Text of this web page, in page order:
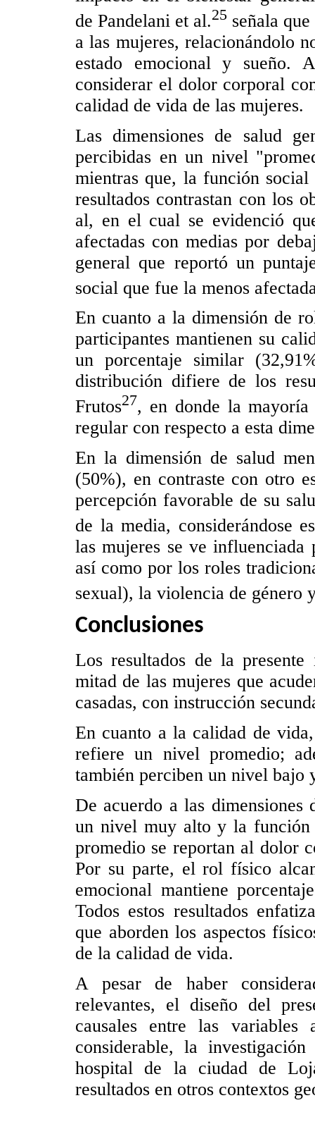
de Pandelani et al.25 señala
a las mujeres, relacionándolo
estado emocional y sueño.
considerar el dolor corporal
calidad de vida de las mujeres.
Las dimensiones de salud
percibidas en un nivel
mientras que, la función
resultados contrastan con los
al, en el cual se evidenció
afectadas con medias por
general que reportó un
social que fue la menos
En cuanto a la dimensión de
participantes mantienen su
un porcentaje similar
distribución difiere de los
Frutos27, en donde la
regular con respecto a esta
En la dimensión de salud
(50%), en contraste con otro
percepción favorable de su
de la media, considerándose
las mujeres se ve influenciada
así como por los roles
sexual), la violencia de género
Conclusiones
Los resultados de la
mitad de las mujeres que
casadas, con instrucción
En cuanto a la calidad de
refiere un nivel promedio;
también perciben un nivel bajo
De acuerdo a las
un nivel muy alto y la
promedio se reportan al dolor
Por su parte, el rol físico
emocional mantiene
Todos estos resultados
que aborden los aspectos
de la calidad de vida.
A pesar de haber
relevantes, el diseño del
causales entre las variables
considerable, la
hospital de la ciudad de
resultados en otros contextos